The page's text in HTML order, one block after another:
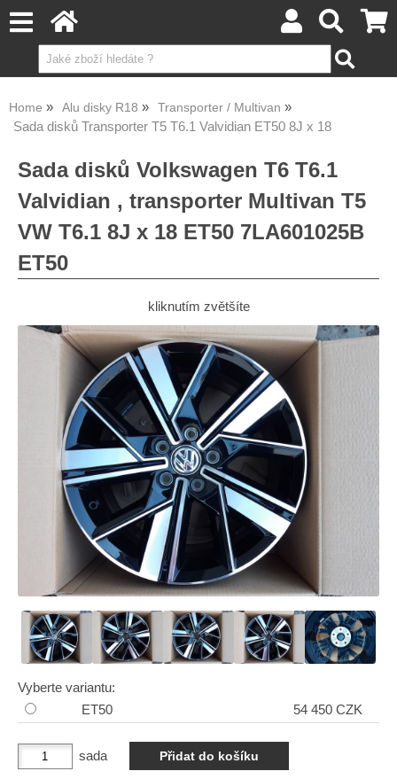
Home Alu disky R18 Transporter / Multivan
Sada disků Transporter T5 T6.1 Valvidian ET50 8J x 18
Sada disků Volkswagen T6 T6.1
Valvidian , transporter Multivan T5
VW T6.1 8J x 18 ET50 7LA601025B
ET50
kliknutím zvětšíte
Vyberte variantu:
ET50
54 450 CZK
sada